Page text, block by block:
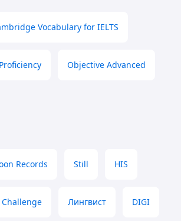
Vocabulary for IELTS
Objective Advanced
Records Still HIS
Challenge Лингвист DIGI